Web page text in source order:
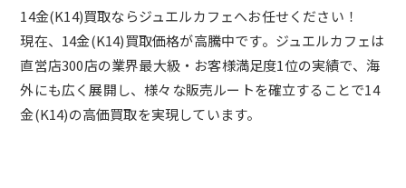
14金(K14)買取ならジュエルカフェへお任せください！
現在、14金(K14)買取価格が高騰中です。ジュエルカフェは
直営店300店の業界最大級・お客様満足度1位の実績で、海
外にも広く展開し、様々な販売ルートを確立することで14
金(K14)の高価買取を実現しています。